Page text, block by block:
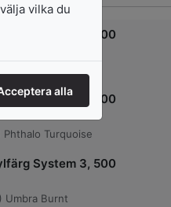
System 3, 500
System 3, 500
Phthalo Turquoise
System 3, 500
Umbra Burnt
vilka du
alla